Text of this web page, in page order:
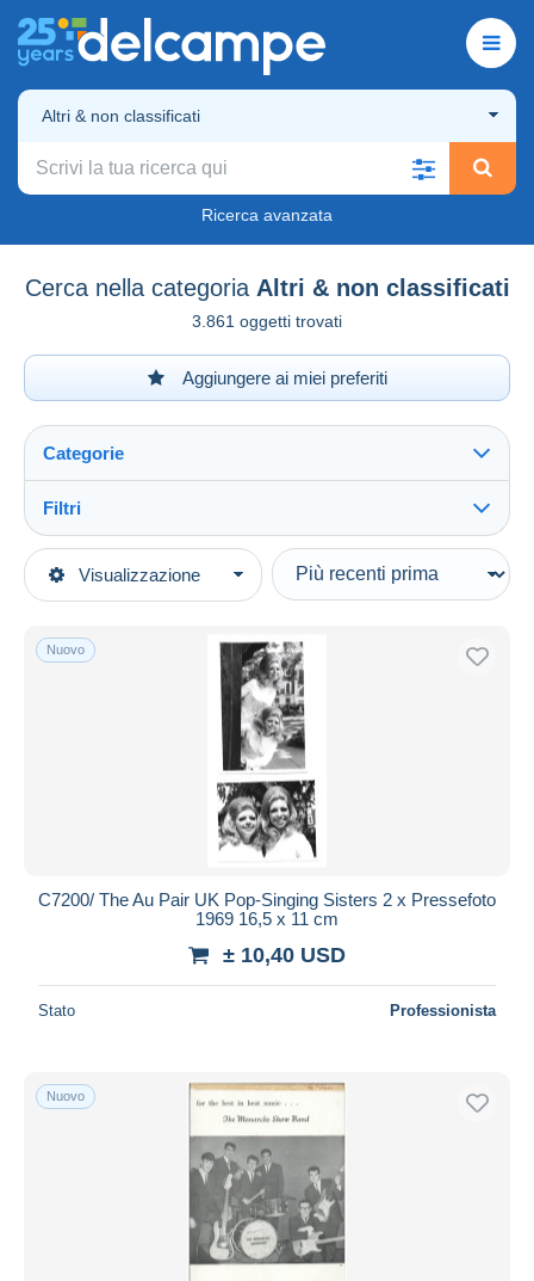
Altri & non classificati
Ricerca avanzata
Cerca nella categoria Altri & non classificati
3.861 oggetti trovati
Aggiungere ai miei preferiti
Visualizzazione
Categorie
Categorie principali
Altri & non classificati
Filtri
Tipo di vendita
In corso
Aste senza offerte
Prezzo
Spedizione gratuita
Metodi di pagamento
Bonifico bancario
Mastercard
Nuovo
C7200/ The Au Pair UK Pop-Singing Sisters 2 x Pressefoto
1969 16,5 x 11 cm
± 10,40 USD
Stato Professionista
Nuovo